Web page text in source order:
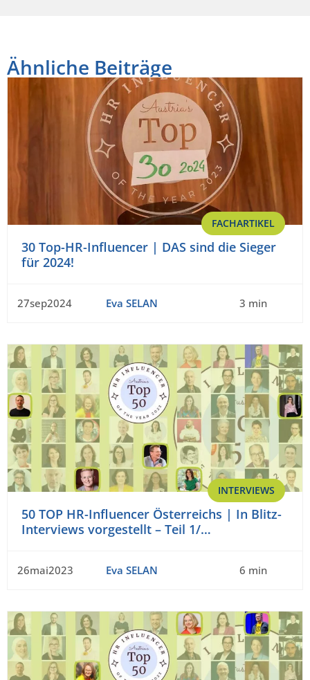
Ähnliche Beiträge
FACHARTIKEL
30 Top-HR-Influencer | DAS sind die Sieger
für 2024!
27sep2024 Eva SELAN 3 min
INTERVIEWS
50 TOP HR-Influencer Österreichs | In Blitz-
Interviews vorgestellt – Teil 1/…
26mai2023 Eva SELAN 6 min